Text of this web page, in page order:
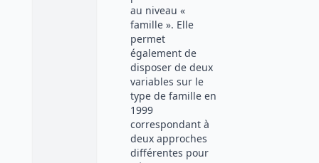
au niveau «
famille ». Elle
permet
également de
disposer de deux
variables sur le
type de famille en
1999
correspondant à
deux approches
différentes pour